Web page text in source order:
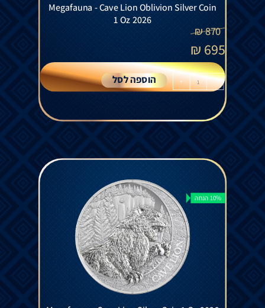
Megafauna - Cave Lion Oblivion Silver Coin
1 Oz 2026
870
₪
695
₪
-
+ הוספה לסל
10% הנחה